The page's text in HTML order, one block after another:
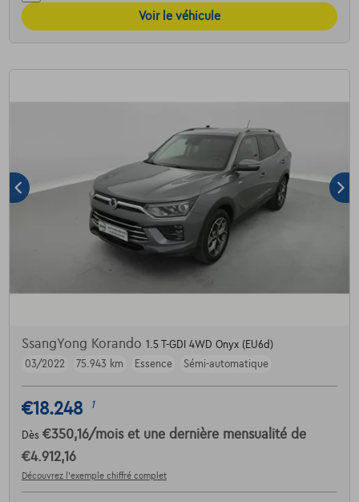
Voir le véhicule
SsangYong Korando 1.5 T-GDI 4WD Onyx (EU6d)
03/2022
75.943 km Essence Sémi-automatique
€18.248 1
Dès €350,16/mois et une dernière mensualité de
€4.912,16
Découvrez l’exemple chiffré complet